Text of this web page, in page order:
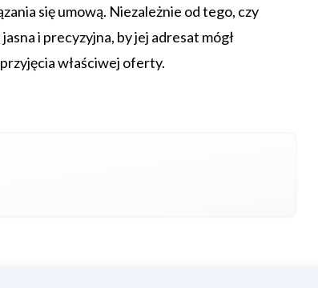
się umową. Niezależnie od tego, czy
i precyzyjna, by jej adresat mógł
właściwej oferty.